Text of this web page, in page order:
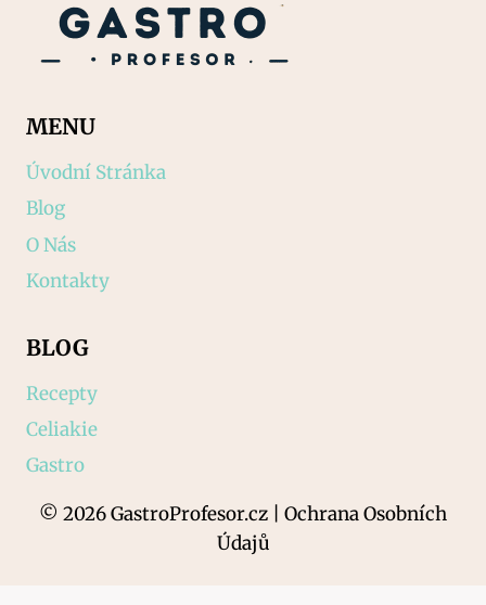
MENU
Úvodní Stránka
Blog
O Nás
Kontakty
BLOG
Recepty
Celiakie
Gastro
© 2026 GastroProfesor.cz | Ochrana Osobních
Údajů